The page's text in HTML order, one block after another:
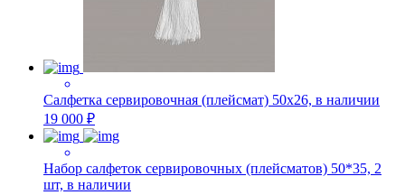
Салфетка сервировочная (плейсмат) 50х26, в наличии
19 000 ₽
Набор салфеток сервировочных (плейсматов) 50*35, 2
шт, в наличии